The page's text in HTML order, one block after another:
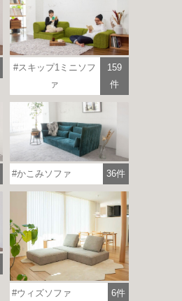
スキップ1ミニソフ
ァ
159
件
かこみソファ 36件
ウィズソファ 6件